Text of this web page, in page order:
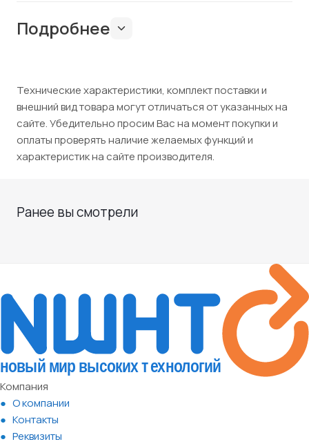
Подробнее
Технические характеристики, комплект поставки и
внешний вид товара могут отличаться от указанных на
сайте. Убедительно просим Вас на момент покупки и
оплаты проверять наличие желаемых функций и
характеристик на сайте производителя.
Ранее вы смотрели
Компания
О компании
Контакты
Реквизиты